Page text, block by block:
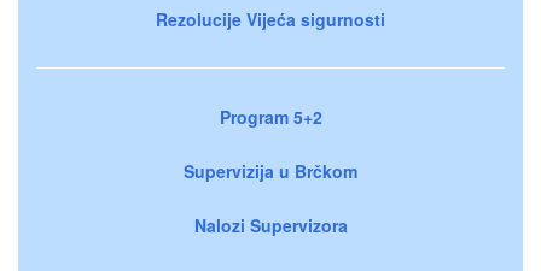
Rezolucije Vijeća sigurnosti
Program 5+2
Supervizija u Brčkom
Nalozi Supervizora